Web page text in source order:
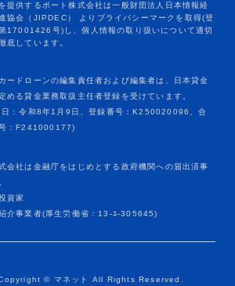
ードローンの編集責任者および編集者は、日本貸金
める貸金業務取扱主任者登録を受けています。
日：令和8年1月9日、登録番号：K250020096、合
：F241000177)
会社は金融庁をはじめとする政府機関への届出済事
資家
介事業者(厚生労働省：13-ﾕ-305645)